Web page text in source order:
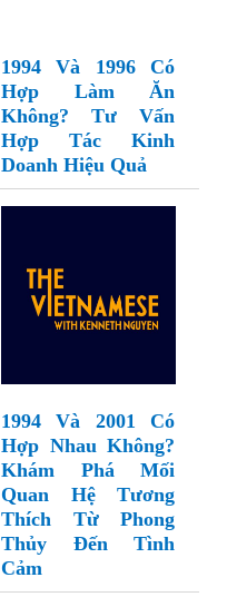
1994 Và 1996 Có
Hợp Làm Ăn
Không? Tư Vấn
Hợp Tác Kinh
Doanh Hiệu Quả
1994 Và 2001 Có
Hợp Nhau Không?
Khám Phá Mối
Quan Hệ Tương
Thích Từ Phong
Thủy Đến Tình
Cảm